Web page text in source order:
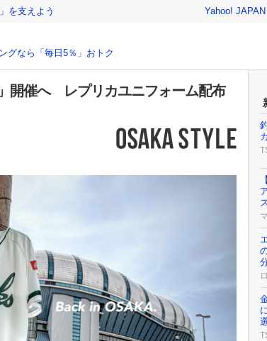
を支えよう Yahoo! JAPAN
グなら「毎日5％」おトク
開催へ レプリカユニフォーム配布